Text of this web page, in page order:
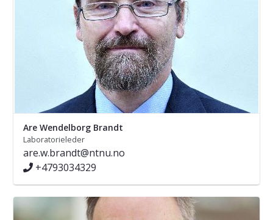
Are Wendelborg Brandt
Laboratorieleder
are.w.brandt@ntnu.no
+4793034329